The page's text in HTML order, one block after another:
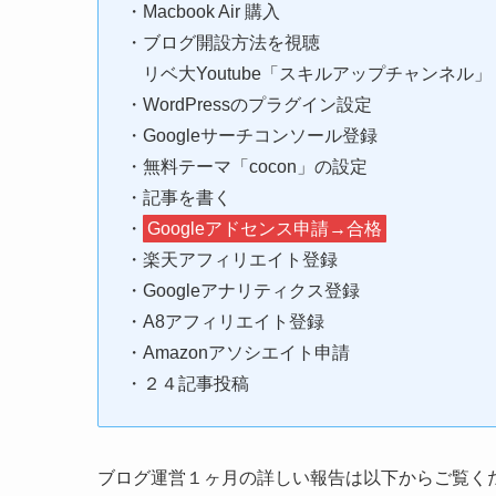
・Macbook Air 購入
・ブログ開設方法を視聴
リベ大Youtube「スキルアップチャンネル」
・WordPressのプラグイン設定
・Googleサーチコンソール登録
・無料テーマ「cocon」の設定
・記事を書く
・ Googleアドセンス申請→合格
・楽天アフィリエイト登録
・Googleアナリティクス登録
・A8アフィリエイト登録
・Amazonアソシエイト申請
・２４記事投稿
ブログ運営１ヶ月の詳しい報告は以下からご覧く